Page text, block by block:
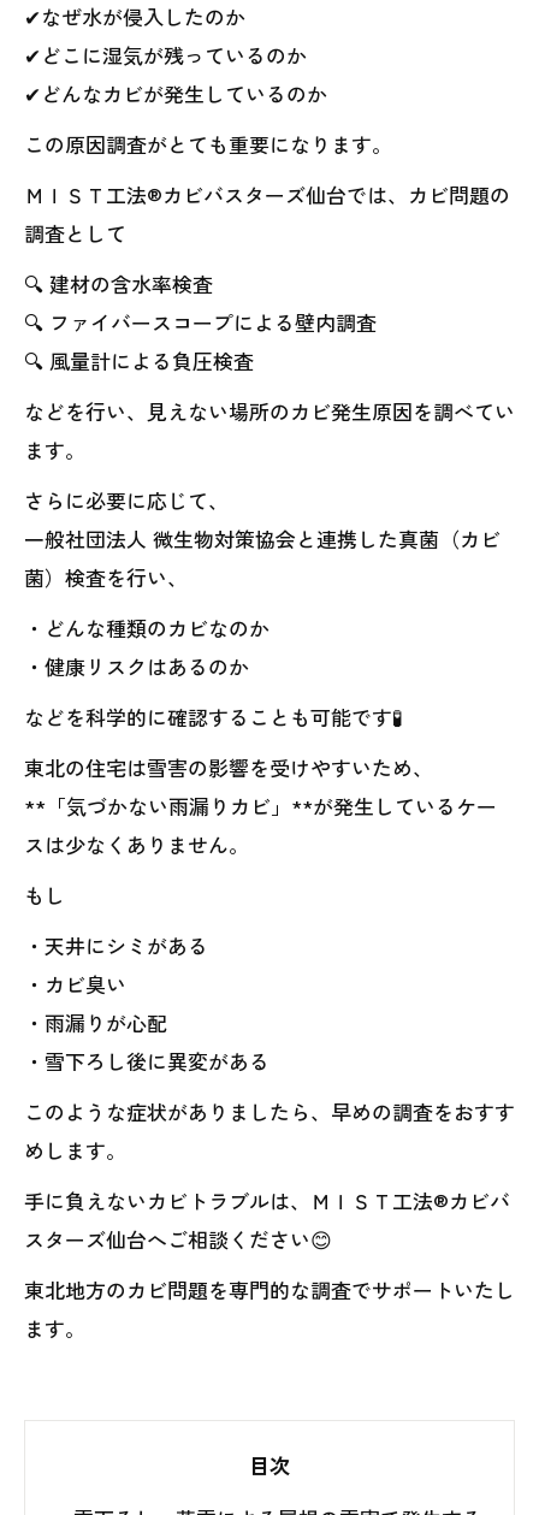
✔なぜ水が侵入したのか
✔どこに湿気が残っているのか
✔どんなカビが発生しているのか
この原因調査がとても重要になります。
ＭＩＳＴ工法®カビバスターズ仙台では、カビ問題の
調査として
🔍 建材の含水率検査
🔍 ファイバースコープによる壁内調査
🔍 風量計による負圧検査
などを行い、見えない場所のカビ発生原因を調べてい
ます。
さらに必要に応じて、
一般社団法人 微生物対策協会と連携した真菌（カビ
菌）検査を行い、
・どんな種類のカビなのか
・健康リスクはあるのか
などを科学的に確認することも可能です🧪
東北の住宅は雪害の影響を受けやすいため、
**「気づかない雨漏りカビ」**が発生しているケー
スは少なくありません。
もし
・天井にシミがある
・カビ臭い
・雨漏りが心配
・雪下ろし後に異変がある
このような症状がありましたら、早めの調査をおすす
めします。
手に負えないカビトラブルは、ＭＩＳＴ工法®カビバ
スターズ仙台へご相談ください😊
東北地方のカビ問題を専門的な調査でサポートいたし
ます。
目次